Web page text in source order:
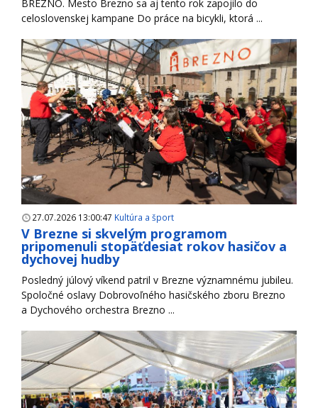
BREZNO. Mesto Brezno sa aj tento rok zapojilo do
celoslovenskej kampane Do práce na bicykli, ktorá ...
27.07.2026 13:00:47 Kultúra a šport
V Brezne si skvelým programom
pripomenuli stopäťdesiat rokov hasičov a
dychovej hudby
Posledný júlový víkend patril v Brezne významnému jubileu.
Spoločné oslavy Dobrovoľného hasičského zboru Brezno
a Dychového orchestra Brezno ...